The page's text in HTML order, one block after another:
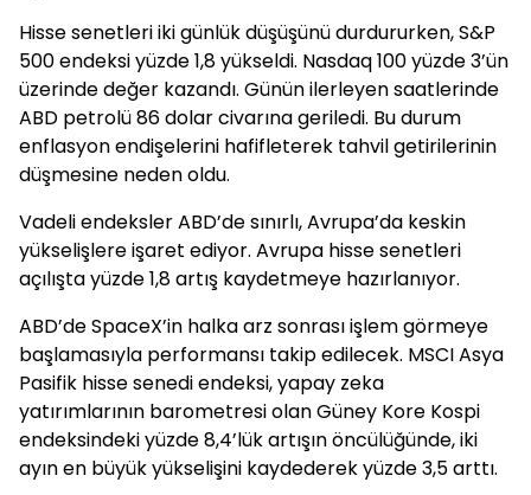
Hisse senetleri iki günlük düşüşünü durdururken, S&P
500 endeksi yüzde 1,8 yükseldi. Nasdaq 100 yüzde 3’ün
üzerinde değer kazandı. Günün ilerleyen saatlerinde
ABD petrolü 86 dolar civarına geriledi. Bu durum
enflasyon endişelerini hafifleterek tahvil getirilerinin
düşmesine neden oldu.
Vadeli endeksler ABD’de sınırlı, Avrupa’da keskin
yükselişlere işaret ediyor. Avrupa hisse senetleri
açılışta yüzde 1,8 artış kaydetmeye hazırlanıyor.
ABD’de SpaceX’in halka arz sonrası işlem görmeye
başlamasıyla performansı takip edilecek. MSCI Asya
Pasifik hisse senedi endeksi, yapay zeka
yatırımlarının barometresi olan Güney Kore Kospi
endeksindeki yüzde 8,4’lük artışın öncülüğünde, iki
ayın en büyük yükselişini kaydederek yüzde 3,5 arttı.